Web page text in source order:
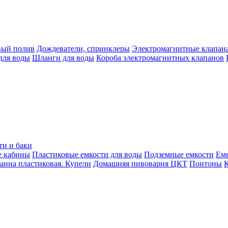
полив Дождеватели, спринклеры Электромагнитные
воды Шланги для воды Короба электромагнитных клапанов
и баки
кабины Пластиковые емкости для воды Подземные емкости
пластиковая. Купели Домашняя пивоварня ЦКТ Понтоны